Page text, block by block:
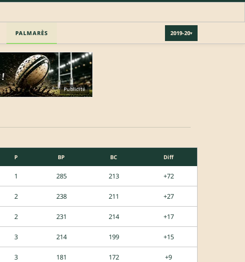
PALMARÈS 2019-20▾
Publicité
P BP BC Diff
1 285 213 +72
2 238 211 +27
2 231 214 +17
3 214 199 +15
3 181 172 +9